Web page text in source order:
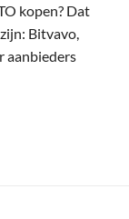
kopen? Dat
Bitvavo,
aanbieders